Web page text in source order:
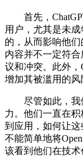
首先，
用户，尤其是未
的，从而影响他
内容并不一定符
议和冲突。此外，
增加其被滥用的风
尽管如此，我们
力。他们一直在
到应用，如何让
不能简单地将
该看到他们在技术